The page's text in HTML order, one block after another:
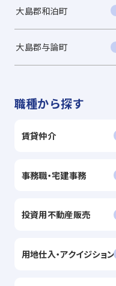
大島郡和泊町
大島郡与論町
職種から探す
賃貸仲介
事務職・宅建事務
投資用不動産販売
用地仕入・アクイジション